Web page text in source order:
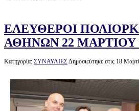
ΕΛΕΥΘΕΡΟΙ
ΑΘΗΝΩΝ 22 ΜΑΡΤΙΟΥ
Κατηγορία: ΣΥΝΑΥΛΙΕΣΔημοσιεύτηκε στις 18